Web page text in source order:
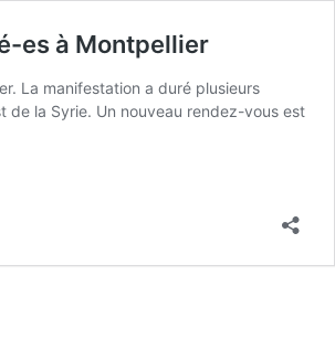
es à Montpellier
La manifestation a duré plusieurs
de la Syrie. Un nouveau rendez-vous est